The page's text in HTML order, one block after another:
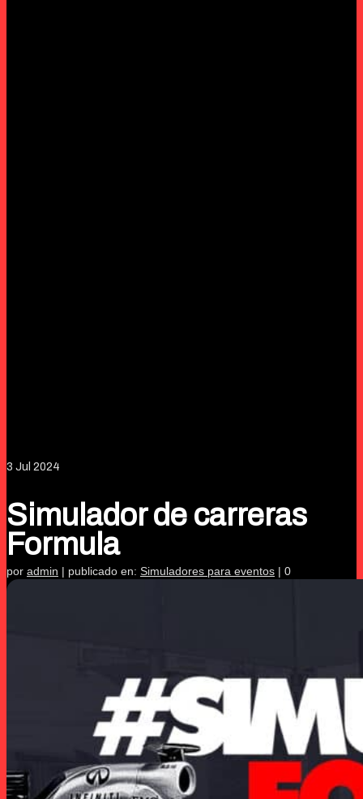
3 Jul 2024
Simulador de carreras
Formula
por admin | publicado en: Simuladores para eventos | 0